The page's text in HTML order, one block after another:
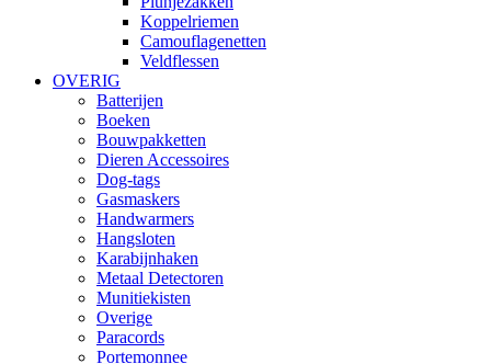
Koppelriemen
Camouflagenetten
Veldflessen
OVERIG
Batterijen
Boeken
Bouwpakketten
Dieren Accessoires
Dog-tags
Gasmaskers
Handwarmers
Hangsloten
Karabijnhaken
Metaal Detectoren
Munitiekisten
Overige
Paracords
Portemonnee